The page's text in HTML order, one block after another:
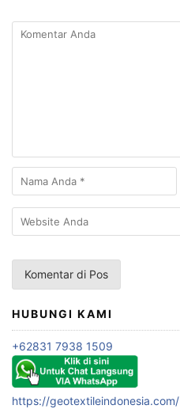
HUBUNGI KAMI
+62831 7938 1509
https://geotextileindonesia.com/